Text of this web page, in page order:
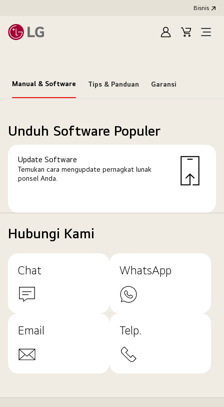
Bisnis
MasukKeranjang
Open
Manual & Software Tips & Panduan Garansi
Unduh Software Populer
Update Software
Temukan cara mengupdate pernagkat lunak
ponsel Anda.
Hubungi Kami
Chat WhatsApp
Email Telp.